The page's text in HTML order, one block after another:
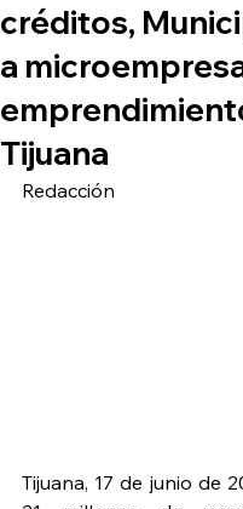
créditos,
a
Tijuana
Redacción
Tijuana, 17 de junio de